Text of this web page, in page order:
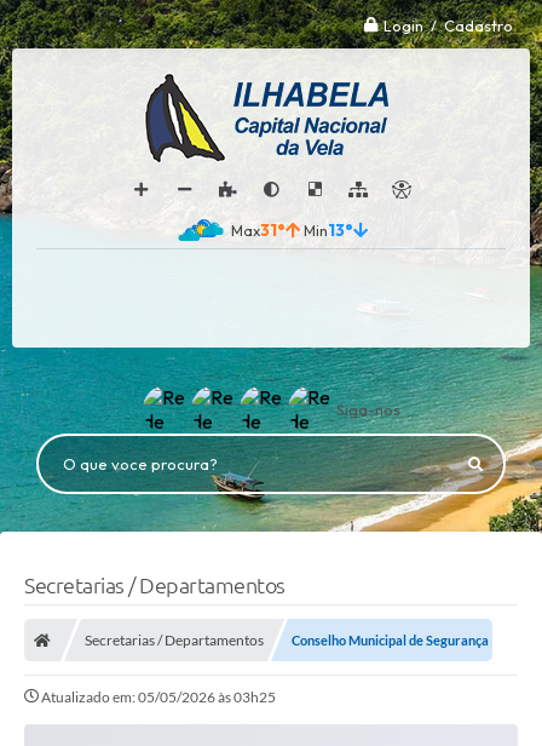
Login / Cadastro
31° 13°
Siga-nos
O que voce procura?
Secretarias / Departamentos
Secretarias / Departamentos Conselho Municipal de Segurança
Atualizado em: 05/05/2026 às 03h25